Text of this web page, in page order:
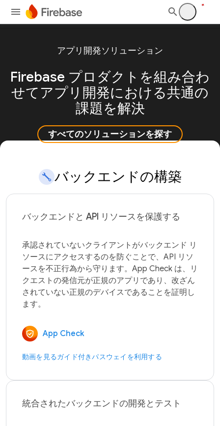
アプリ開発ソリューション
Firebase プロダクトを組み合わ
せてアプリ開発における共通の
課題を解決
すべてのソリューションを探す
バックエンドの構築
バックエンドと API リソースを保護する
承認されていないクライアントがバックエンド リ
ソースにアクセスするのを防ぐことで、API リソ
ースを不正行為から守ります。App Check は、リ
クエストの発信元が正規のアプリであり、改ざん
されていない正規のデバイスであることを証明し
App Check
動画を見るガイド付きパスウェイを利用する
統合されたバックエンドの開発とテスト